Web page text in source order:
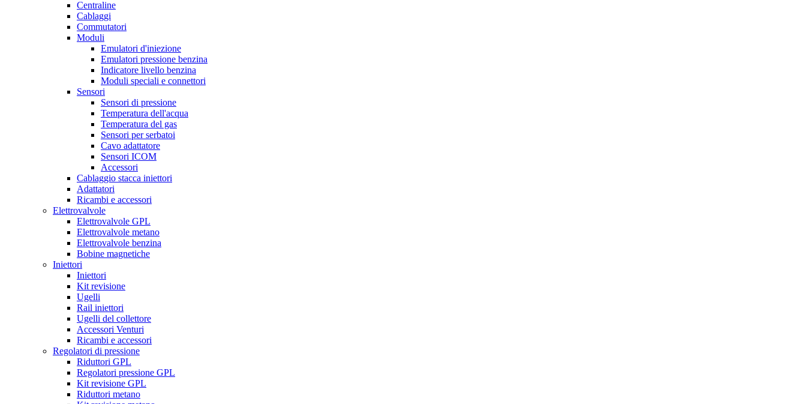
Centraline
Cablaggi
Commutatori
Moduli
Emulatori d'iniezione
Emulatori pressione benzina
Indicatore livello benzina
Moduli speciali e connettori
Sensori
Sensori di pressione
Temperatura dell'acqua
Temperatura del gas
Sensori per serbatoi
Cavo adattatore
Sensori ICOM
Accessori
Cablaggio stacca iniettori
Adattatori
Ricambi e accessori
Elettrovalvole
Elettrovalvole GPL
Elettrovalvole metano
Elettrovalvole benzina
Bobine magnetiche
Iniettori
Iniettori
Kit revisione
Ugelli
Rail iniettori
Ugelli del collettore
Accessori Venturi
Ricambi e accessori
Regolatori di pressione
Riduttori GPL
Regolatori pressione GPL
Kit revisione GPL
Riduttori metano